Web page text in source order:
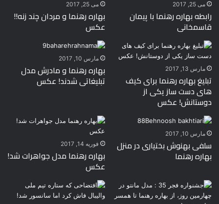
می 25, 2017
رابطه بهاره رهنما با پیمان
قاسمخانی
می 25, 2017
بهاره رهنما و مردان چند زنه!!
عکس
مارس 13, 2017
تبلیغ بهاره رهنما برای کیف
های دست ساز یکی از
دوستانش! عکس
مارس 10, 2017
بهاره رهنما و مادرش مدل
تبلیغاتی شدند! عکس
مارس 10, 2017
سلفی بهنوش بختیاری در منزل
بهاره رهنما
فوریه 14, 2017
بهاره رهنما مدل جواهرات شد!
عکس